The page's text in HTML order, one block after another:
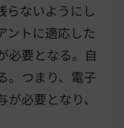
らないようにし
ントに適応した
必要となる。自
。つまり、電子
必要となり、